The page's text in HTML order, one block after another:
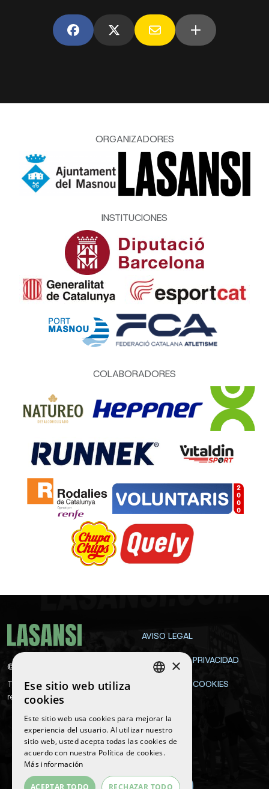
ORGANIZADORES
INSTITUCIONES
COLABORADORES
©
Todos los derechos
reservados
AVISO LEGAL
POLÍTICA DE PRIVACIDAD
POLÍTICA DE COOKIES
Síguenos
CATALAN
×
Ese sitio web utiliza
cookies
Este sitio web usa cookies para mejorar la
experiencia del usuario. Al utilizar nuestro
sitio web, usted acepta todas las cookies de
acuerdo con nuestra Política de cookies.
Más información
ACEPTAR TODO RECHAZAR TODO